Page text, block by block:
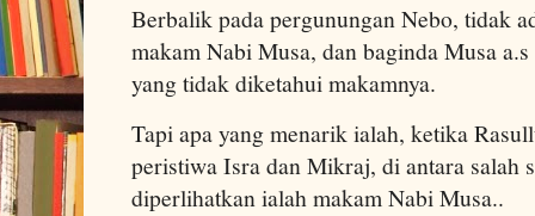
Berbalik pada pergunungan Nebo, tidak
makam Nabi Musa, dan baginda Musa
yang tidak diketahui makamnya.
Tapi apa yang menarik ialah, ketika
peristiwa Isra dan Mikraj, di antara salah
diperlihatkan ialah makam Nabi Musa..